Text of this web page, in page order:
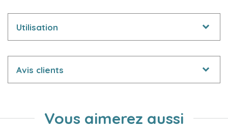
Utilisation
Avis clients
Vous aimerez aussi